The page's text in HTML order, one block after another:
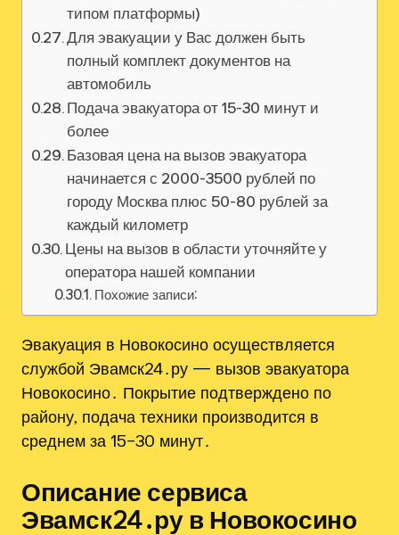
типом платформы)
Для эвакуации у Вас должен быть
полный комплект документов на
автомобиль
Подача эвакуатора от 15-30 минут и
более
Базовая цена на вызов эвакуатора
начинается с 2000-3500 рублей по
городу Москва плюс 50-80 рублей за
каждый километр
Цены на вызов в области уточняйте у
оператора нашей компании
Похожие записи:
Эвакуация в Новокосино осуществляется
службой Эвамск24․ру — вызов эвакуатора
Новокосино․ Покрытие подтверждено по
району‚ подача техники производится в
среднем за 15–30 минут․
Описание сервиса
Эвамск24․ру в Новокосино